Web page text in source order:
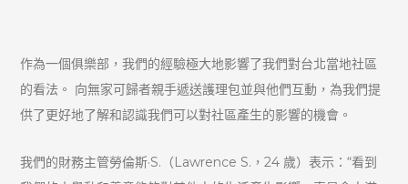
作為一個俱樂部，我們的經驗極大地影響了我們對台北當地社區
的看法。 向無家可歸者親手遞送護理包並與他們互動，為我們提
供了更好地了解和認識我們可以對社區產生的影響的機會。
我們的財務主管勞倫斯·S.（Lawrence S.，24 歲）表示：“看到